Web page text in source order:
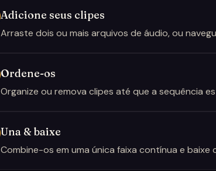
Adicione seus clipes
Arraste dois ou mais arquivos de áudio, ou
Ordene-os
Organize ou remova clipes até que a sequência
Una & baixe
Combine-os em uma única faixa contínua e baixe